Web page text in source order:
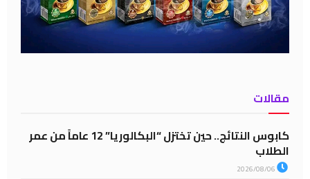
مقالات
كابوس النتائج.. حين تختزل “البكالوريا” 12 عاماً من عمر
الطلاب